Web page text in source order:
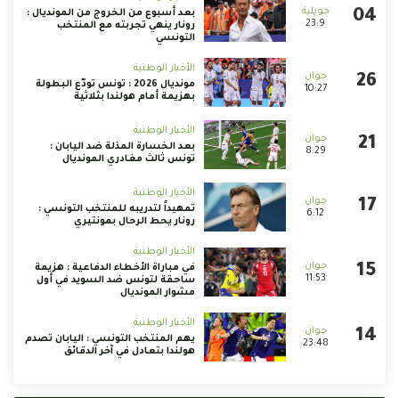
23:9
بعد أسبوع من الخروج من المونديال :
رونار ينهي تجربته مع المنتخب
التونسي
10:27
الأخبار الوطنية
مونديال 2026 : تونس تودّع البطولة
بهزيمة أمام هولندا بثلاثية
8:29
الأخبار الوطنية
بعد الخسارة المذلة ضد اليابان :
تونس ثالث مغادري المونديال
6:12
الأخبار الوطنية
تمهيداً لتدريبه للمنتخب التونسي :
رونار يحط الرحال بمونتيري
11:53
الأخبار الوطنية
في مباراة الأخطاء الدفاعية : هزيمة
ساحقة لتونس ضد السويد في أول
مشوار المونديال
23:48
الأخبار الوطنية
يهم المنتخب التونسي : اليابان تصدم
هولندا بتعادل في آخر الدقائق